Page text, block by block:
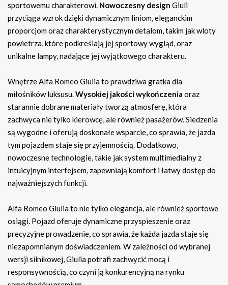
sportowemu charakterowi. Nowoczesny design Giuli
przyciąga wzrok dzięki dynamicznym liniom, eleganckim
proporcjom oraz charakterystycznym detalom, takim jak wloty
powietrza, które podkreślają jej sportowy wygląd, oraz
unikalne lampy, nadające jej wyjątkowego charakteru.
Wnętrze Alfa Romeo Giulia to prawdziwa gratka dla
miłośników luksusu.Wysokiej jakości wykończenia oraz
starannie dobrane materiały tworzą atmosferę, która
zachwyca nie tylko kierowcę, ale również pasażerów. Siedzenia
są wygodne i oferują doskonałe wsparcie, co sprawia, że jazda
tym pojazdem staje się przyjemnością. Dodatkowo,
nowoczesne technologie, takie jak system multimedialny z
intuicyjnym interfejsem, zapewniają komfort i łatwy dostęp do
najważniejszych funkcji.
Alfa Romeo Giulia to nie tylko elegancja, ale również sportowe
osiągi. Pojazd oferuje dynamiczne przyspieszenie oraz
precyzyjne prowadzenie, co sprawia, że każda jazda staje się
niezapomnianym doświadczeniem. W zależności od wybranej
wersji silnikowej, Giulia potrafi zachwycić mocą i
responsywnością, co czyni ją konkurencyjną na rynku